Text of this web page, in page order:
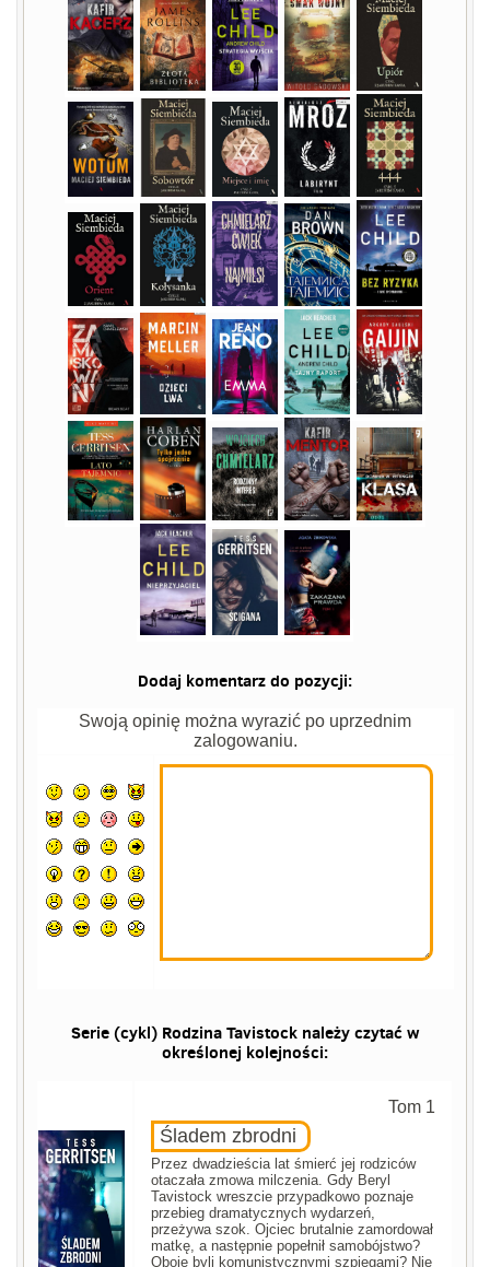
Dodaj komentarz do pozycji:
Swoją opinię można wyrazić po uprzednim
zalogowaniu.
Serie (cykl) Rodzina Tavistock należy czytać w
określonej kolejności:
Tom 1
Śladem zbrodni
Przez dwadzieścia lat śmierć jej rodziców
otaczała zmowa milczenia. Gdy Beryl
Tavistock wreszcie przypadkowo poznaje
przebieg dramatycznych wydarzeń,
przeżywa szok. Ojciec brutalnie zamordował
matkę, a następnie popełnił samobójstwo?
Oboje byli komunistycznymi szpiegami? Nie